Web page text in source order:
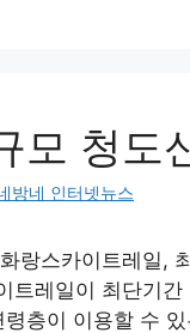
모 청도
방네 인터넷뉴스
랑스카이트레일,
트레일이 최단기
령층이 이용할 수